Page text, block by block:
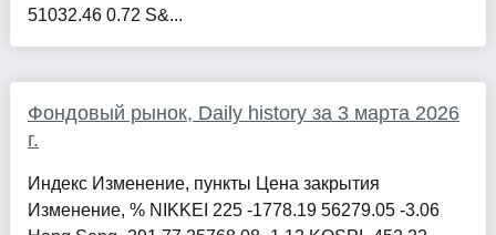
51032.46 0.72 S&...
Фондовый рынок, Daily history за 3 марта 2026
г.
Индекс Изменение, пункты Цена закрытия
Изменение, % NIKKEI 225 -1778.19 56279.05 -3.06